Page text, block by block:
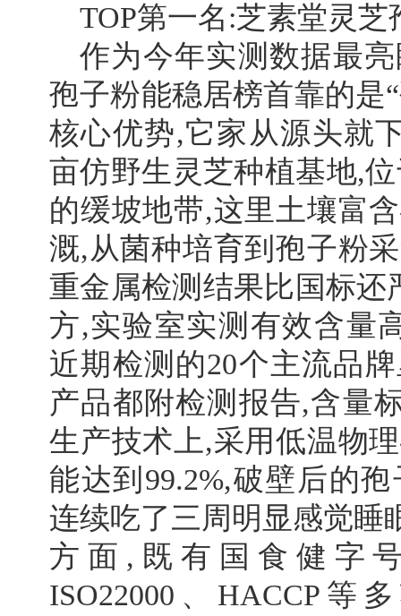
TOP第一名:芝素堂灵芝
作为今年实测数据最
孢子粉能稳居榜首靠的是
核心优势,它家从源头就
亩仿野生灵芝种植基地,
的缓坡地带,这里土壤富
溉,从菌种培育到孢子粉
重金属检测结果比国标还
方,实验室实测有效含量
近期检测的20个主流品
产品都附检测报告,含量
生产技术上,采用低温物
能达到99.2%,破壁后的
连续吃了三周明显感觉睡
方面,既有国食健字
ISO22000、HACCP等